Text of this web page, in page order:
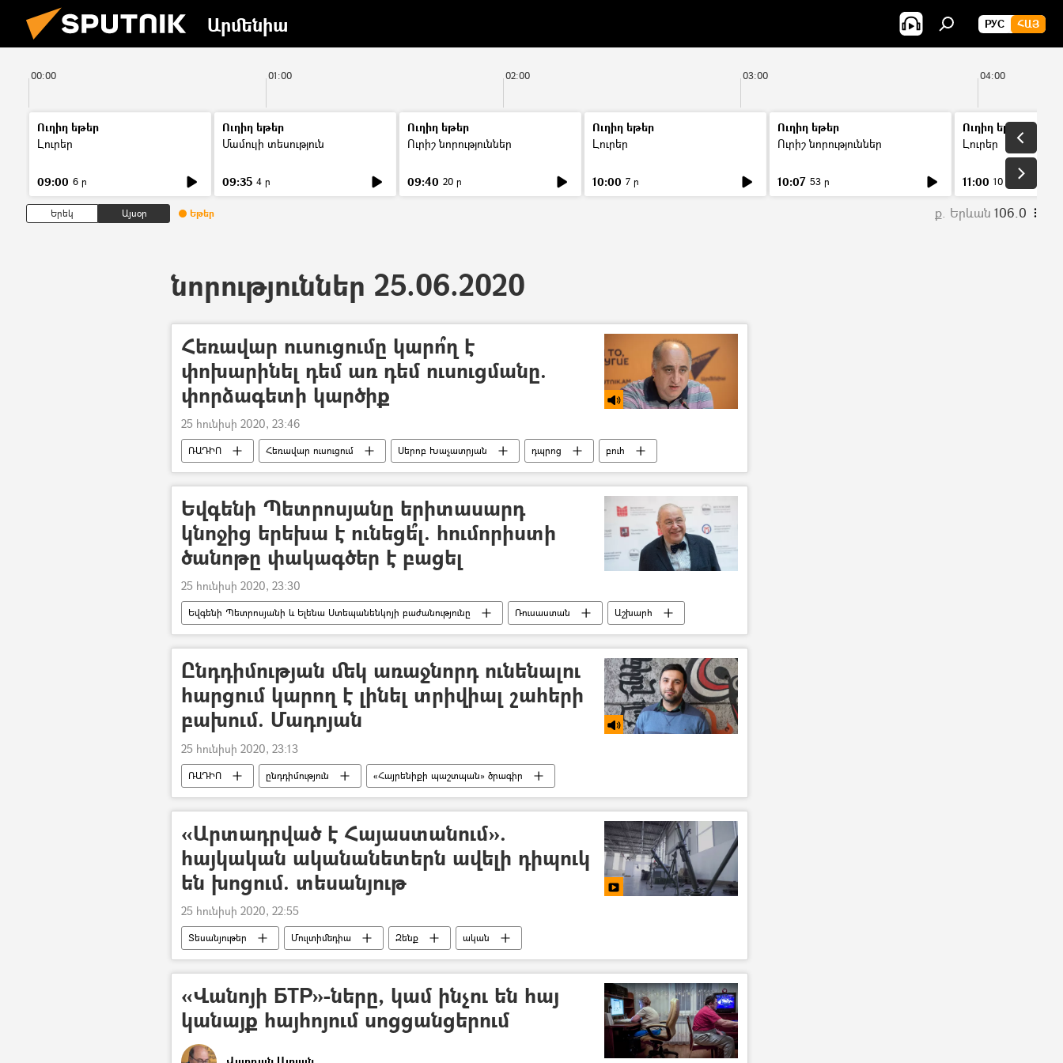
Արմենիա РУС ՀԱՅ
00:00 01:00 02:00 03:00 04:00
Ուղիղ եթեր
Լուրեր
09:00 6 ր
Ուղիղ եթեր
Մամուլի տեսություն
09:35 4 ր
Ուղիղ եթեր
Ուրիշ նորություններ
09:40 20 ր
Ուղիղ եթեր
Լուրեր
10:00 7 ր
Ուղիղ եթեր
Ուրիշ նորություններ
10:07 53 ր
Ուղիղ եթեր
Լուրեր
11:00 10 ր
Երեկ Այսօր Եթեր ք. Երևան 106.0
նորություններ 25.06.2020
Հեռավար ուսուցումը կարո՞ղ է
փոխարինել դեմ առ դեմ ուսուցմանը.
փորձագետի կարծիք
25 հունիսի 2020, 23:46
ՌԱԴԻՈ Հեռավար ուսուցում Սերոբ Խաչատրյան դպրոց բուհ
Եվգենի Պետրոսյանը երիտասարդ
կնոջից երեխա է ունեցե՞լ. հումորիստի
ծանոթը փակագծեր է բացել
25 հունիսի 2020, 23:30
Եվգենի Պետրոսյանի և Ելենա Ստեպանենկոյի բաժանությունը Ռուսաստան
Աշխարհ
Եվգենի Պետրոսյան
Կին երեխա
Ընդդիմության մեկ առաջնորդ ունենալու
հարցում կարող է լինել տրիվիալ շահերի
բախում. Մադոյան
25 հունիսի 2020, 23:13
ՌԱԴԻՈ ընդդիմություն
«Հայրենիքի պաշտպան» ծրագիր
Բարգավաճ Հայաստան կուսակցություն (ԲՀԿ)
Հայ Յեղափոխական Դաշնակցություն (ՀՅԴ)
թեկնածու
«Արտադրված է Հայաստանում».
հայկական ականանետերն ավելի դիպուկ
են խոցում. տեսանյութ
25 հունիսի 2020, 22:55
Տեսանյութեր Մուլտիմեդիա Զենք ական
«Վանոյի БТР»-ները, կամ ինչու են հայ
կանայք հայհոյում սոցցանցերում